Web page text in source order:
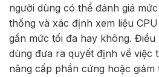
người dùng có thể đánh giá
thống và xác định xem liệu
gần mức tối đa hay không.
dùng đưa ra quyết định về việc
nâng cấp phần cứng hoặc giảm